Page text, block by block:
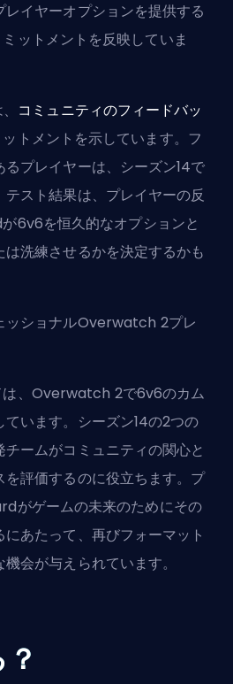
イヤーオプションを提供する
ットメントを反映していま
コミュニティのフィードバッ
トメントを示しています。フ
るプレイヤーは、シーズン14で
スト結果は、プレイヤーの反
6v6を恒久的なオプションと
は洗練させるかを決定するかも
ッショナルOverwatch 2プレ
は、Overwatch 2で6v6のカム
います。シーズン14の2つの
ームがコミュニティの関心と
評価するのに役立ちます。プ
がゲームの未来のためにその
あたって、再びフォーマット
会が与えられています。